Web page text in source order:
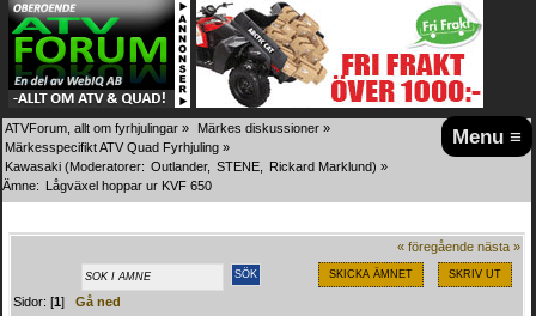
Menu ≡
ATVForum, allt om fyrhjulingar » Märkes diskussioner »
Märkesspecifikt ATV Quad Fyrhjuling »
Kawasaki (Moderatorer: Outlander, STENE Rickard Marklund) »
Ämne: Lågväxel hoppar ur KVF 650
« föregående nästa »
SKICKA ÄMNET SKRIV UT
Sidor: [1]Gå ned